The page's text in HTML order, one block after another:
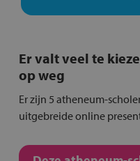
Er valt veel te
op weg
Er zijn 5 atheneum-
uitgebreide online